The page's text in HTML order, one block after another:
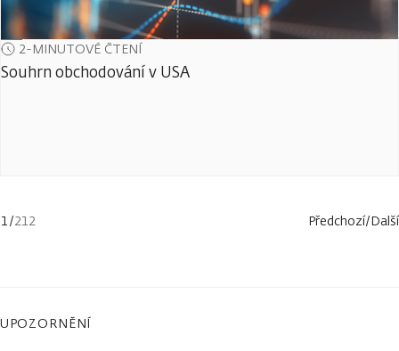
2-MINUTOVÉ ČTENÍ
Souhrn obchodování v USA
1/212 Předchozí/Další
UPOZORNĚNÍ